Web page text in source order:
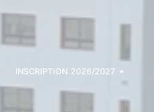
INSCRIPTION 2026/2027